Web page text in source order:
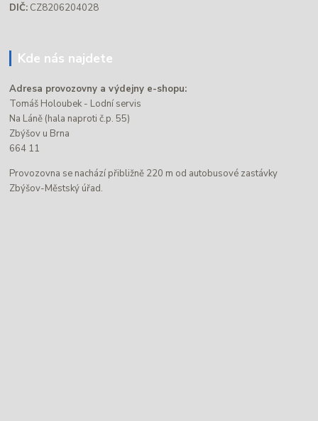
DIČ: CZ8206204028
Kde nás najdete
Adresa provozovny a výdejny e-shopu:
Tomáš Holoubek - Lodní servis
Na Láně (hala naproti č.p. 55)
Zbýšov u Brna
664 11
Provozovna se nachází přibližně 220 m od autobusové zastávky
Zbýšov-Městský úřad.